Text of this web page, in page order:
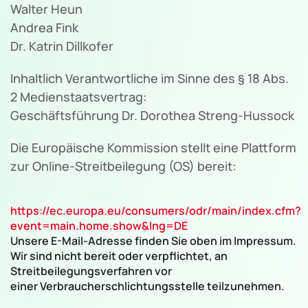
Walter Heun
Andrea Fink
Dr. Katrin Dillkofer
Inhaltlich Verantwortliche im Sinne des § 18 Abs.
2 Medienstaatsvertrag:
Geschäftsführung Dr. Dorothea Streng-Hussock
Die Europäische Kommission stellt eine Plattform
zur Online-Streitbeilegung (OS) bereit:
https://ec.europa.eu/consumers/odr/main/index.cfm?
event=main.home.show&lng=DE
Unsere E-Mail-Adresse finden Sie oben im Impressum.
Wir sind nicht bereit oder verpflichtet, an
Streitbeilegungsverfahren vor
einer Verbraucherschlichtungsstelle teilzunehmen.